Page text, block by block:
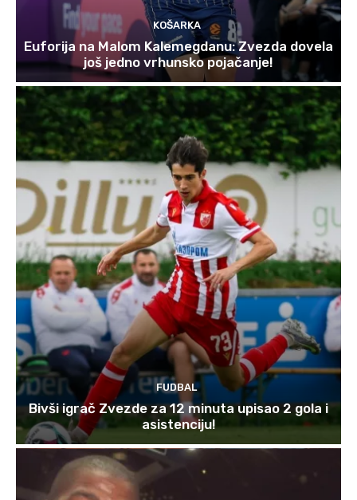
KOŠARKA
Euforija na Malom Kalemegdanu: Zvezda dovela
još jedno vrhunsko pojačanje!
FUDBAL
Bivši igrač Zvezde za 12 minuta upisao 2 gola i
asistenciju!